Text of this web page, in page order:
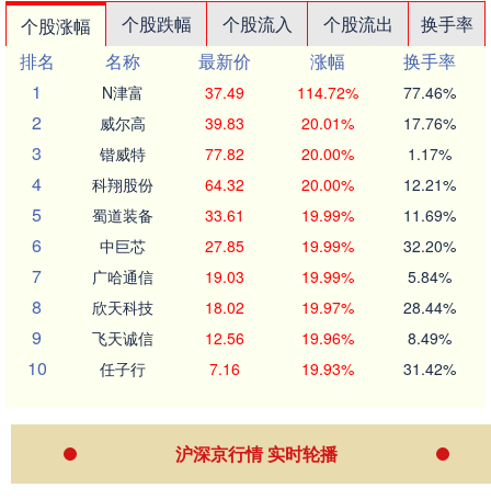
个股涨幅 个股跌幅 个股流入 个股流出
换手率
排名
名称 最新价 涨幅
换手率
1
N津富 37.49 114.72% 77.46%
2 威尔高 39.83 20.01% 17.76%
3 锴威特 77.82 20.00% 1.17%
4 科翔股份 64.32 20.00% 12.21%
5 蜀道装备 33.61 19.99% 11.69%
6 中巨芯 27.85 19.99% 32.20%
7 广哈通信 19.03 19.99% 5.84%
8 欣天科技 18.02 19.97% 28.44%
9 飞天诚信 12.56 19.96% 8.49%
10 任子行 7.16 19.93% 31.42%
沪深京行情 实时轮播